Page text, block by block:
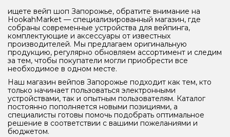
ищете вейп шоп Запорожье, обратите внимание на
HookahMarket — специализированный магазин, где
собраны современные устройства для вейпинга,
комплектующие и аксессуары от известных
производителей. Мы предлагаем оригинальную
продукцию, регулярно обновляем ассортимент и следим
за тем, чтобы покупатели могли приобрести все
необходимое в одном месте.
Наш магазин вейпов Запорожье подходит как тем, кто
только начинает пользоваться электронными
устройствами, так и опытным пользователям. Каталог
постоянно пополняется новыми позициями, а
специалисты готовы помочь подобрать оптимальное
решение в соответствии с вашими пожеланиями и
бюджетом.